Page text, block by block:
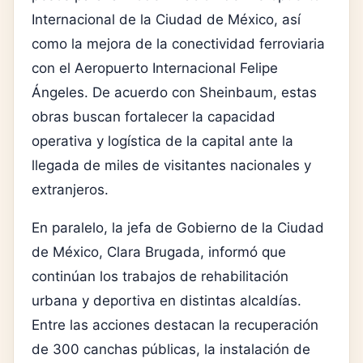
Internacional de la Ciudad de México, así
como la mejora de la conectividad ferroviaria
con el Aeropuerto Internacional Felipe
Ángeles. De acuerdo con Sheinbaum, estas
obras buscan fortalecer la capacidad
operativa y logística de la capital ante la
llegada de miles de visitantes nacionales y
extranjeros.
En paralelo, la jefa de Gobierno de la Ciudad
de México, Clara Brugada, informó que
continúan los trabajos de rehabilitación
urbana y deportiva en distintas alcaldías.
Entre las acciones destacan la recuperación
de 300 canchas públicas, la instalación de